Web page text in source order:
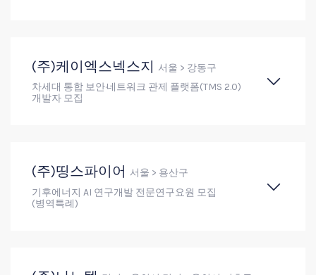
(주)케이엑스넥스지
서울 > 강동구
차세대 통합 보안·네트워크 관제 플랫폼(TMS 2.0)
개발자 모집
(주)띵스파이어 서울 > 용산구
기후에너지 AI 연구개발 전문연구요원 모집
(병역특례)